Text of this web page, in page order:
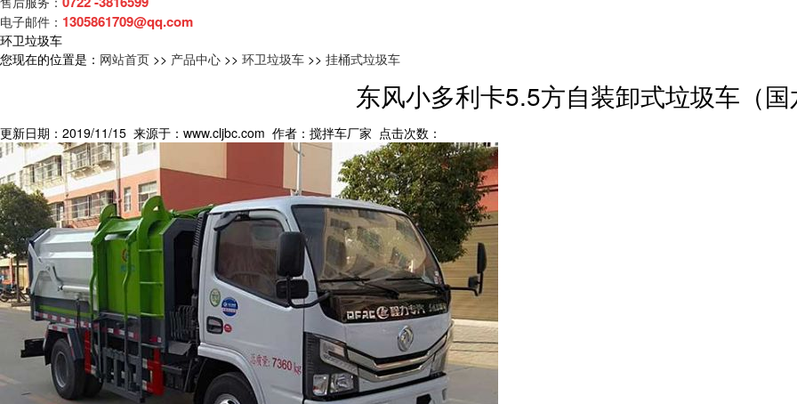
电子邮件： 1305861709@qq.com
环卫垃圾车
您现在的位置是： 网站首页 >> 产品中心 >> 环卫垃圾车 >> 挂桶式垃圾车
东风小多利卡5.5方自装卸式垃圾车（
更新日期：2019/11/15 来源于：www.cljbc.com 作者：搅拌车厂家 点击次数：